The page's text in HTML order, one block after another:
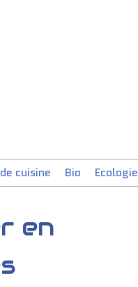
cuisine Bio Ecologie
en